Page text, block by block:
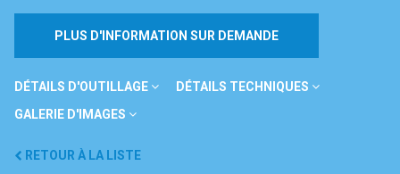
PLUS D'INFORMATION SUR DEMANDE
DÉTAILS D'OUTILLAGE
DÉTAILS TECHNIQUES
GALERIE D'IMAGES
RETOUR À LA LISTE